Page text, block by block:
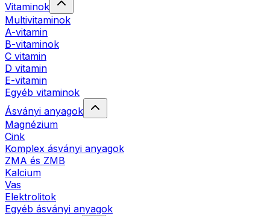
Vitaminok
Multivitaminok
A-vitamin
B-vitaminok
C vitamin
D vitamin
E-vitamin
Egyéb vitaminok
Ásványi anyagok
Magnézium
Cink
Komplex ásványi anyagok
ZMA és ZMB
Kalcium
Vas
Elektrolitok
Egyéb ásványi anyagok